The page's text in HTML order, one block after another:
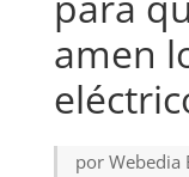
amen
por Webedia